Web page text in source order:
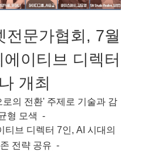
전문가협회, 7월
이티브 디렉터
개최
로의 전환' 주제로 기술과 감
형 모색 ​ -
티브 디렉터 7인, AI 시대의
전략 공유 -